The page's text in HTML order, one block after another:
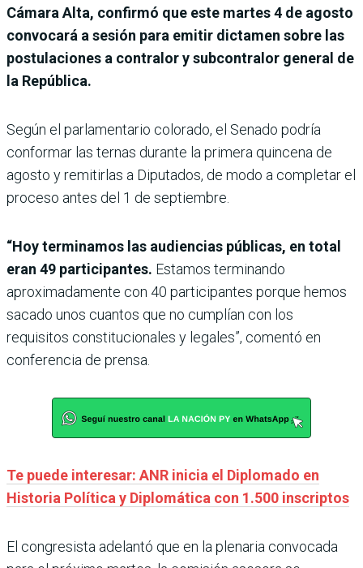
Cámara Alta, confirmó que este martes 4 de agosto
convocará a sesión para emitir dictamen sobre las
postulaciones a contralor y subcontralor general de
la República.
Según el parlamentario colorado, el Senado podría
conformar las ternas durante la primera quincena de
agosto y remitirlas a Diputados, de modo a completar el
proceso antes del 1 de septiembre.
“Hoy terminamos las audiencias públicas, en total
eran 49 participantes. Estamos terminando
aproximadamente con 40 participantes porque hemos
sacado unos cuantos que no cumplían con los
requisitos constitucionales y legales”, comentó en
conferencia de prensa.
Te puede interesar: ANR inicia el Diplomado en
Historia Política y Diplomática con 1.500 inscriptos
El congresista adelantó que en la plenaria convocada